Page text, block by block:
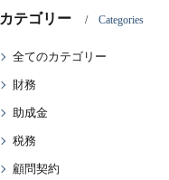
カテゴリー Categories
全てのカテゴリー
財務
助成金
税務
顧問契約